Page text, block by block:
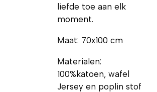
liefde toe aan elk
moment.
Maat: 70x100 cm
Materialen:
100%katoen, wafel
Jersey en poplin stof